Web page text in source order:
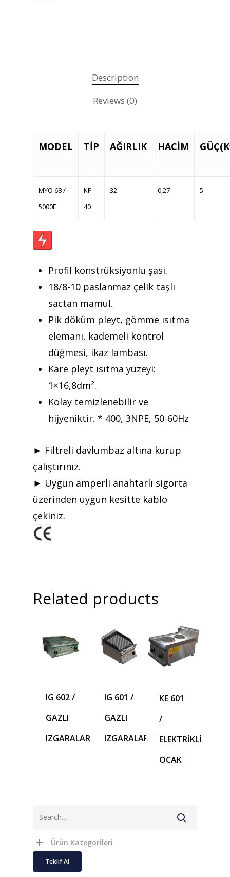
Description
Reviews (0)
MODEL TİP AĞIRLIK HACİM
MYO 68 /
5000E
KP-
40
32 0,27 5
Profil konstrüksiyonlu şasi.
18/8-10 paslanmaz çelik taşlı
sactan mamul.
Pik döküm pleyt, gömme ısıtma
elemanı, kademeli kontrol
düğmesi, ikaz lambası.
Kare pleyt ısıtma yüzeyi:
1×16,8dm².
Kolay temizlenebilir ve
hijyeniktir. * 400, 3NPE, 50-60Hz
► Filtreli davlumbaz altına kurup
çalıştırınız.
► Uygun amperli anahtarlı sigorta
üzerinden uygun kesitte kablo
çekiniz.
Related products
IG 602 /
GAZLI
IZGARALAR
IG 601 /
GAZLI
IZGARALAR
KE 601
/
ELEKTRİKLİ
OCAK
Ürün Kategorileri
Teklif Al
Teklif almak için tıklayın
Teklif Al
Mattaş Medikal